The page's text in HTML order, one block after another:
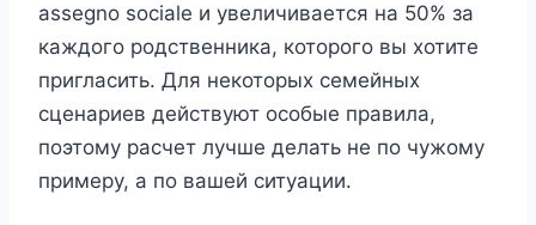
assegno sociale и увеличивается на 50% за
каждого родственника, которого вы хотите
пригласить. Для некоторых семейных
сценариев действуют особые правила,
поэтому расчет лучше делать не по чужому
примеру, а по вашей ситуации.